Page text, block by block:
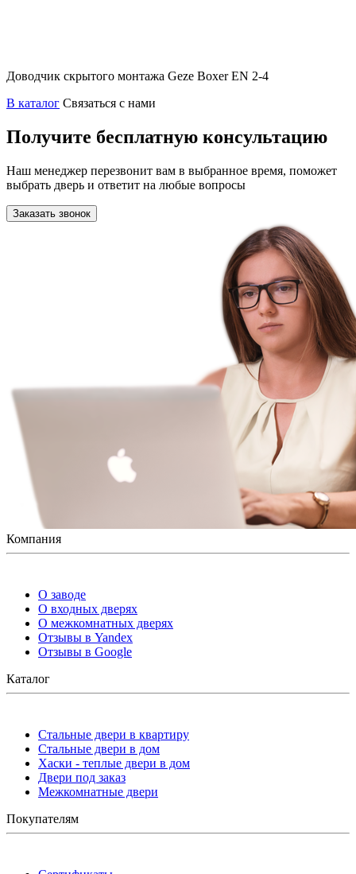
Доводчик скрытого монтажа Geze Boxer EN 2-4
В каталог Связаться с нами
Получите бесплатную консультацию
Наш менеджер перезвонит вам в выбранное время, поможет
выбрать дверь и ответит на любые вопросы
Заказать звонок
Компания
О заводе
О входных дверях
О межкомнатных дверях
Отзывы в Yandex
Отзывы в Google
Каталог
Стальные двери в квартиру
Стальные двери в дом
Хаски - теплые двери в дом
Двери под заказ
Межкомнатные двери
Покупателям